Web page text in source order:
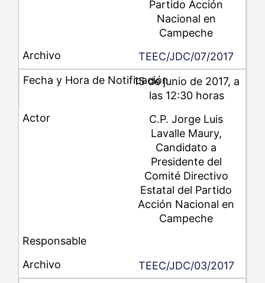
Partido Acción
Nacional en
Campeche
TEEC/JDC/07/2017
15 de junio de 2017, a
las 12:30 horas
C.P. Jorge Luis
Lavalle Maury,
Candidato a
Presidente del
Comité Directivo
Estatal del Partido
Acción Nacional en
Campeche
TEEC/JDC/03/2017